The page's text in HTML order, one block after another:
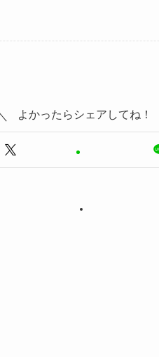
よかったらシェアしてね！